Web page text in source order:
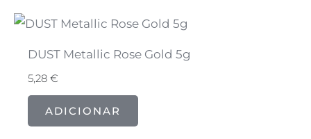
DUST Metallic Rose Gold 5g
5,28€
ADICIONAR